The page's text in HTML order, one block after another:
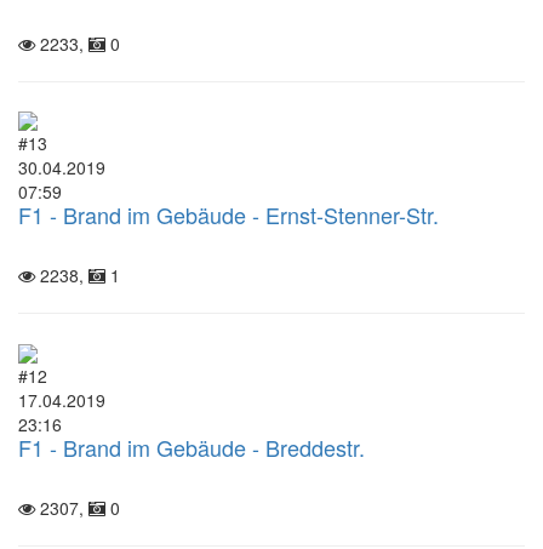
2233, 0
#13
30.04.2019
07:59
F1 - Brand im Gebäude - Ernst-Stenner-Str.
2238, 1
#12
17.04.2019
23:16
F1 - Brand im Gebäude - Breddestr.
2307, 0